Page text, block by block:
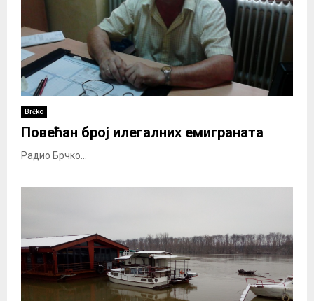
Brčko
Повећан број илегалних емиграната
Радио Брчко...